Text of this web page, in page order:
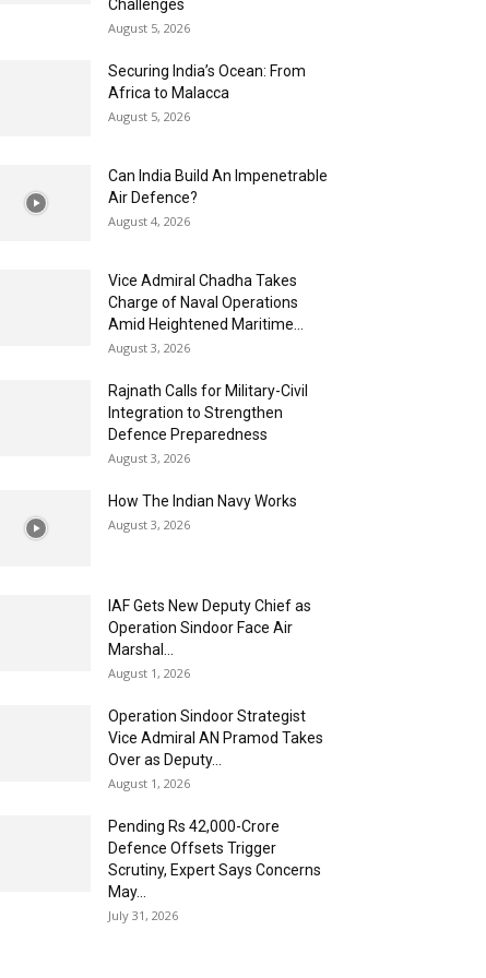
Challenges
August 5, 2026
Securing India’s Ocean: From
Africa to Malacca
August 5, 2026
Can India Build An Impenetrable
Air Defence?
August 4, 2026
Vice Admiral Chadha Takes
Charge of Naval Operations
Amid Heightened Maritime...
August 3, 2026
Rajnath Calls for Military-Civil
Integration to Strengthen
Defence Preparedness
August 3, 2026
How The Indian Navy Works
August 3, 2026
IAF Gets New Deputy Chief as
Operation Sindoor Face Air
Marshal...
August 1, 2026
Operation Sindoor Strategist
Vice Admiral AN Pramod Takes
Over as Deputy...
August 1, 2026
Pending Rs 42,000-Crore
Defence Offsets Trigger
Scrutiny, Expert Says Concerns
May...
July 31, 2026